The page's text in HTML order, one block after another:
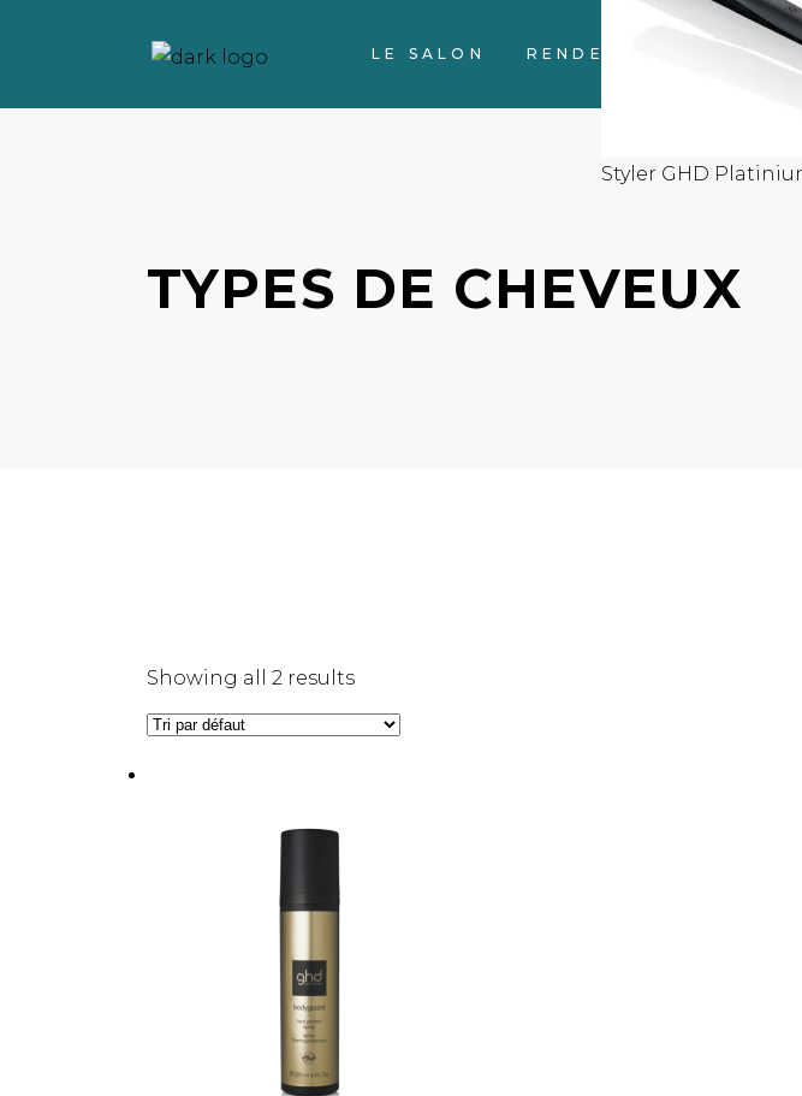
LE SALON RENDEZ-VOUS
Styler GHD
TYPES DE CHEVEUX
Showing all 2 results